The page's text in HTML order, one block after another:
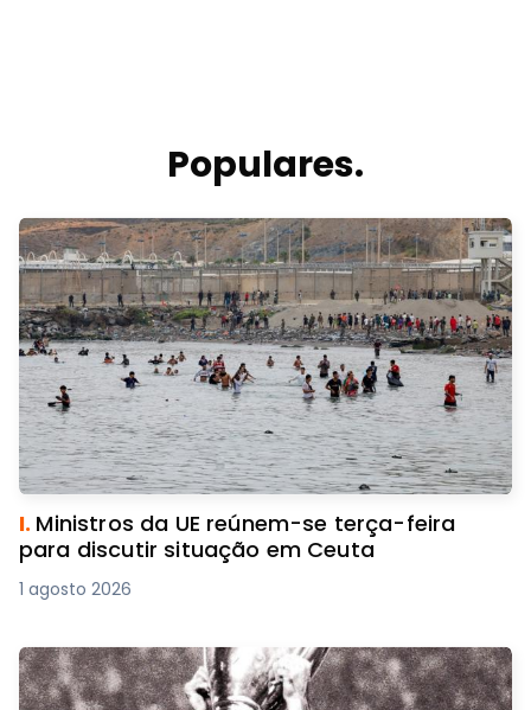
Populares.
I. Ministros da UE reúnem-se terça-feira
para discutir situação em Ceuta
1 agosto 2026